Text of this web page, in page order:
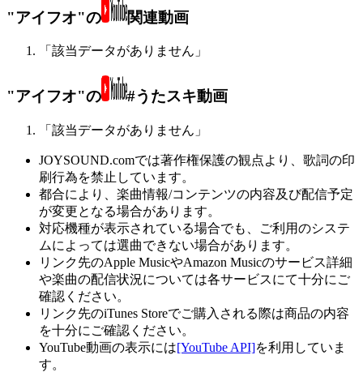
"アイフオ"の 関連動画
「該当データがありません」
"アイフオ"の #うたスキ動画
「該当データがありません」
JOYSOUND.comでは著作権保護の観点より、歌詞の印
刷行為を禁止しています。
都合により、楽曲情報/コンテンツの内容及び配信予定
が変更となる場合があります。
対応機種が表示されている場合でも、ご利用のシステ
ムによっては選曲できない場合があります。
リンク先のApple MusicやAmazon Musicのサービス詳細
や楽曲の配信状況については各サービスにて十分にご
確認ください。
リンク先のiTunes Storeでご購入される際は商品の内容
を十分にご確認ください。
YouTube動画の表示には[YouTube API]を利用していま
す。